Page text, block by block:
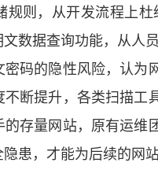
规则，从开发流程上
数据查询功能，从人
码的隐性风险，认
断提升，各类扫描
存量网站，原有运
患，才能为后续的网